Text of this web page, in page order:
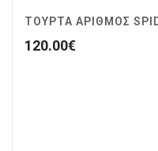
ΤΟΥΡΤΑ ΑΡΙΘΜΟΣ
120.00€